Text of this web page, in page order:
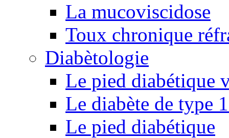
La mucoviscidose
Toux chronique
Diabètologie
Le pied diabétique
Le diabète de type
Le pied diabétique